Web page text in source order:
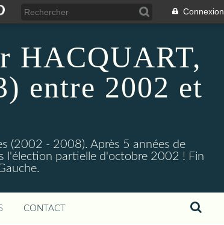
Connexion
HACQUART,
entre 2002 et
(2002 - 2008). Après 5 années de
l'élection partielle d'octobre 2002 ! Fin
CONTACT